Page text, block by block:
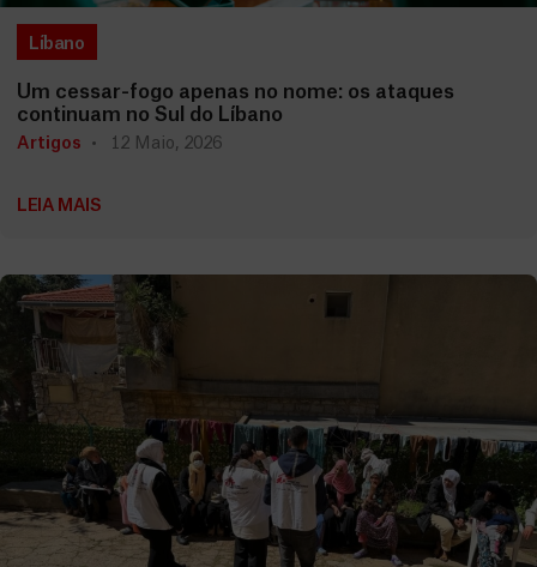
Líbano
Um cessar-fogo apenas no nome: os ataques
continuam no Sul do Líbano
Artigos 12 Maio, 2026
LEIA MAIS